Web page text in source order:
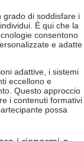
grado di soddisfare i
È qui che la
consentono
e adatte
adattive, i sistemi
eccellono e
Questo approccio
i contenuti formativi
possa